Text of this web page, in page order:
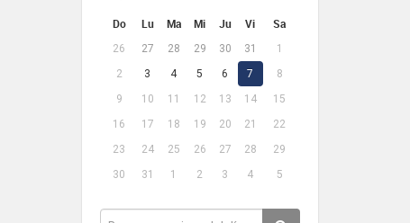
Do Lu Ma Mi Ju Vi Sa
26 27 28 29 30 31
1
2
3 4 5 6 7
8
9
10 11 12 13 14
15
16
17 18 19 20 21
22
23
24 25 26 27 28
29
30
31 1 2 3 4 5